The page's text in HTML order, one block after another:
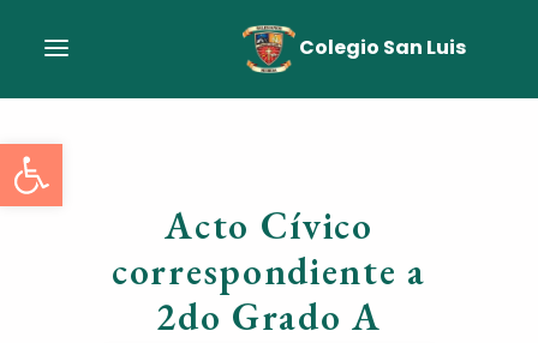
Abrir barra de
Colegio San Luis
Acto Cívico
correspondiente a
2do Grado A